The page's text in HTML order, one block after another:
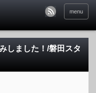
menu
しました！/磐田スタ